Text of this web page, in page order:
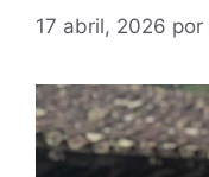
17 abril, 2026 por